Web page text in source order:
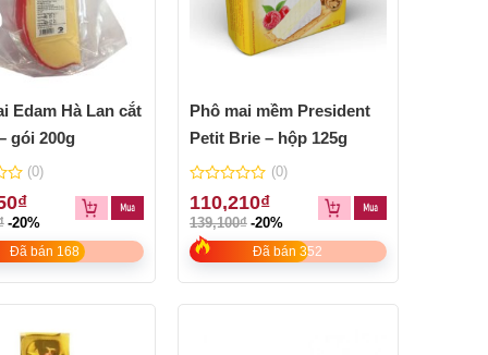
Edam Hà Lan cắt
gói 200g
(0)
₫
-20%
Đã bán 168
Phô mai mềm President
Petit Brie – hộp 125g
0
out
of
5
(0)
110,210₫
139,100₫ -20%
Đã bán 352